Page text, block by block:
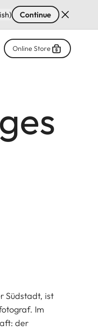
Continue
Online Store
Südstadt, ist
Im
der